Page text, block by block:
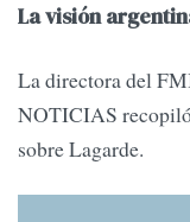
La visión
La directora del
NOTICIAS
sobre Lagarde.